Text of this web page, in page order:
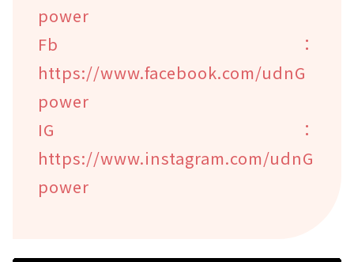
power
Fb：
https://www.facebook.com/udnG
power
IG：
https://www.instagram.com/udnG
power